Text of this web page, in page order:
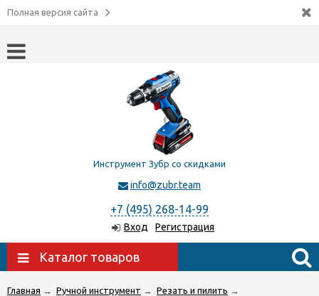
Полная версия сайта
Инструмент Зубр со скидками
info@zubr.team
+7 (495) 268-14-99
Вход Регистрация
Каталог товаров
Главная → Ручной инструмент → Резать и пилить →